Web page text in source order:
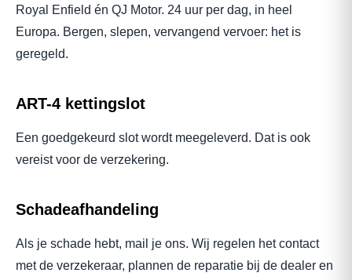
Royal Enfield én QJ Motor. 24 uur per dag, in heel
Europa. Bergen, slepen, vervangend vervoer: het is
geregeld.
ART-4 kettingslot
Een goedgekeurd slot wordt meegeleverd. Dat is ook
vereist voor de verzekering.
Schadeafhandeling
Als je schade hebt, mail je ons. Wij regelen het contact
met de verzekeraar, plannen de reparatie bij de dealer en